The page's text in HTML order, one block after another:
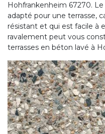
Hohfrankenheim 67270.
adapté pour une terrasse,
résistant et qui est facile à
ravalement peut vous
terrasses en béton lavé à